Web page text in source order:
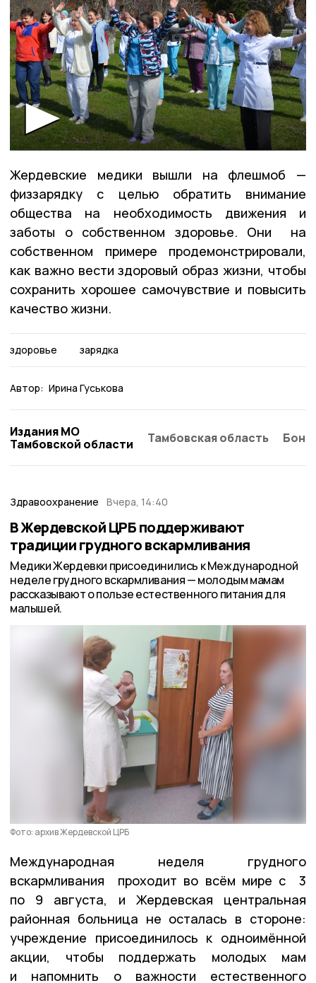
Жердевские медики вышли на флешмоб —
физзарядку с целью обратить внимание
общества на необходимость движения и
заботы о собственном здоровье. Они на
собственном примере продемонстрировали,
как важно вести здоровый образ жизни, чтобы
сохранить хорошее самочувствие и повысить
качество жизни.
здоровье зарядка
Автор: Ирина Гуськова
Издания МО
Тамбовской области
Тамбовская область
Здравоохранение Вчера, 14:40
В Жердевской ЦРБ поддерживают
традиции грудного вскармливания
Медики Жердевки присоединились к Международной
неделе грудного вскармливания — молодым мамам
рассказывают о пользе естественного питания для
малышей.
Фото: архив Жердевской ЦРБ
Международная неделя грудного
вскармливания проходит во всём мире с 3
по 9 августа, и Жердевская центральная
районная больница не осталась в стороне:
учреждение присоединилось к одноимённой
акции, чтобы поддержать молодых мам
и напомнить о важности естественного